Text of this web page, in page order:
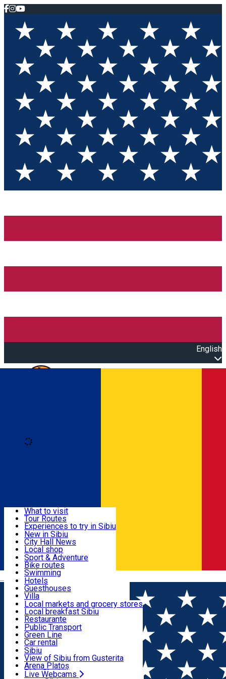
English
Română
Useful info
Activities & Adventure
Accommodation
Food, Drinks & Nightlife
Transport & Parking
Live Webcams
What to visit
Tour Routes
Experiences to try in Sibiu
Podcast
Culture
Museums
Churches
Parks, Zoo
County of Sibiu
New in Sibiu
City Hall News
Local shop
Sibiu artisans
Sibiul Verde
Public services
Education
How do I get to Sibiu
Tourist Info
Tour Guides
Guided tours
Publicații locale
Beauty salons
Sport & Adventure
Bike routes
Swimming
Riding
Indoor activities
Loc de joacă indoor
Loc de joacă outdoor
Ski
Ice skating
Yoga
Hotels
Guesthouses
Villa
Hostels
Motel
Camping
Renting rooms
Rooms for rent
Accommodation outside Sibiu
Local markets and grocery stores
Local breakfast Sibiu
Restaurante
Pizza
Fast Food
Coffee
Sweets
Pub, Bar
Night clubs
Bakeries
Public Transport
Green Line
Car rental
Rent a bike
Scooter rentals
Taxi
Ride Sharing
Sibiu
View of Sibiu from Gusterita
Arena Platoș
Live Webcams